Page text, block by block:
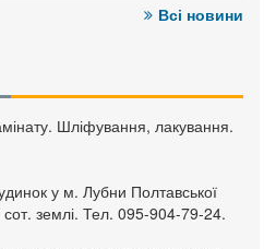
Всі новини
Шліфування, лакування.
у м. Лубни Полтавської
сот. землі. Тел. 095-904-79-24.